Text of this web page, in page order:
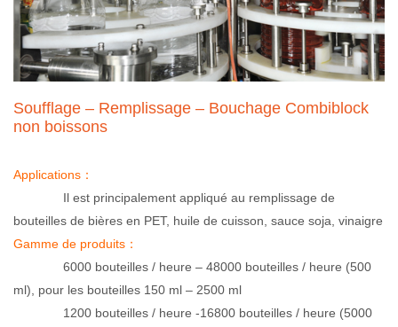
Soufflage – Remplissage – Bouchage Combiblock
non boissons
Applications：
Il est principalement appliqué au remplissage de
bouteilles de bières en PET, huile de cuisson, sauce soja, vinaigre
Gamme de produits：
6000 bouteilles / heure – 48000 bouteilles / heure (500
ml), pour les bouteilles 150 ml – 2500 ml
1200 bouteilles / heure -16800 bouteilles / heure (5000